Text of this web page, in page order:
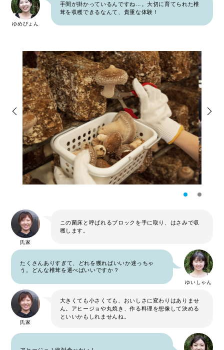
ゆめぴょん
手間が掛かっているんですね…。大切に育てられた椎
茸を収穫できるなんて、貴重な体験！
氏家
この菌床と呼ばれるブロックを手に取り、はさみで収
穫します。
ゆいしゃん
たくさんありすぎて、どれを獲ればいいか迷っちゃ
う。どんな椎茸を選べばいいですか？
氏家
大きくても小さくても、おいしさに変わりはありませ
ん。アヒージョや丸焼き、作る料理を想像して決める
といいかもしれませんね。